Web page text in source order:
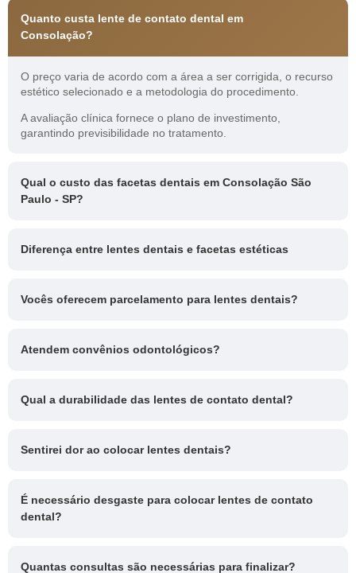
Quanto custa lente de contato dental em
Consolação?
O preço varia de acordo com a área a ser corrigida, o recurso
estético selecionado e a metodologia do procedimento.
A avaliação clínica fornece o plano de investimento,
garantindo previsibilidade no tratamento.
Qual o custo das facetas dentais em Consolação São
Paulo - SP?
Diferença entre lentes dentais e facetas estéticas
Vocês oferecem parcelamento para lentes dentais?
Atendem convênios odontológicos?
Qual a durabilidade das lentes de contato dental?
Sentirei dor ao colocar lentes dentais?
É necessário desgaste para colocar lentes de contato
dental?
Quantas consultas são necessárias para finalizar?